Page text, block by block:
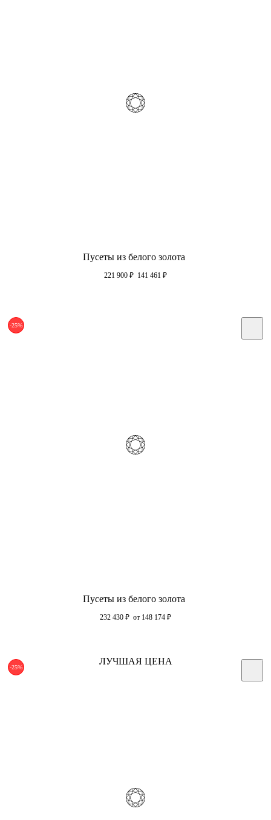
Пусеты из белого золота
221 900 ₽ 141 461 ₽
-25%
Пусеты из белого золота
232 430 ₽ от 148 174 ₽
-25%
ЛУЧШАЯ ЦЕНА